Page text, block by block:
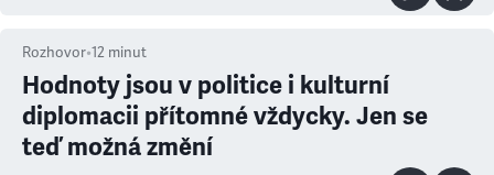
Rozhovor•12 minut
Hodnoty jsou v politice i kulturní
diplomacii přítomné vždycky. Jen se
teď možná změní